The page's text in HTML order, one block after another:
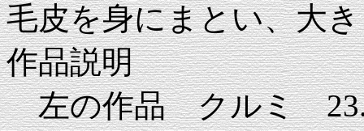
毛皮を身にまとい、大
作品説明
左の作品 クルミ